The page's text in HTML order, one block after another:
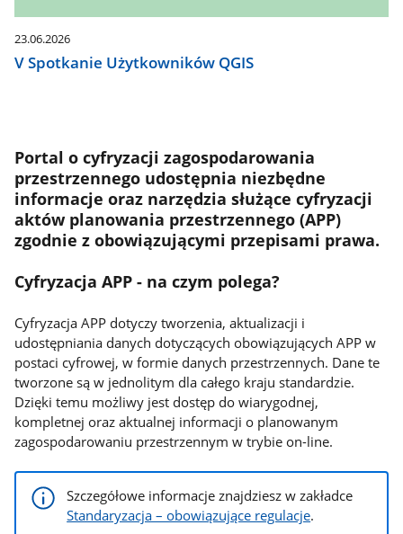
23.06.2026
V Spotkanie Użytkowników QGIS
Portal o cyfryzacji zagospodarowania
przestrzennego udostępnia niezbędne
informacje oraz narzędzia służące cyfryzacji
aktów planowania przestrzennego (APP)
zgodnie z obowiązującymi przepisami prawa.
Cyfryzacja APP - na czym polega?
Cyfryzacja APP dotyczy tworzenia, aktualizacji i
udostępniania danych dotyczących obowiązujących APP w
postaci cyfrowej, w formie danych przestrzennych. Dane te
tworzone są w jednolitym dla całego kraju standardzie.
Dzięki temu możliwy jest dostęp do wiarygodnej,
kompletnej oraz aktualnej informacji o planowanym
zagospodarowaniu przestrzennym w trybie on-line.
Szczegółowe informacje znajdziesz w zakładce
Standaryzacja – obowiązujące regulacje.